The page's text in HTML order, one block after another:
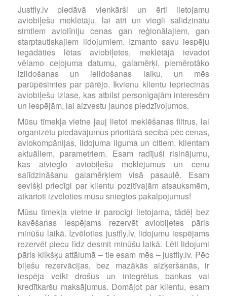
Justfly.lv piedāvā vienkārši un ērti lietojamu
aviobiļešu meklētāju, lai ātri un viegli salīdzinātu
simtiem aviolīniju cenas gan reģionālajiem, gan
starptautiskajiem lidojumiem. Izmanto savu iespēju
iegādāties lētas aviobiļetes, meklētājā ievadot
vēlamo ceļojuma datumu, galamērķi, piemērotāko
izlidošanas un ielidošanas laiku, un mēs
parūpēsimies par pārējo. Ikvienu klientu iepriecinās
aviobiļešu izlase, kas atbilst personīgajām interesēm
un iespējām, lai aizvestu jaunos piedzīvojumos.
Mūsu tīmekļa vietne ļauj lietot meklēšanas filtrus, lai
organizētu piedāvājumus prioritārā secībā pēc cenas,
aviokompānijas, lidojuma ilguma un citiem, klientam
aktuāliem, parametriem. Esam radījuši risinājumu,
kas atvieglo aviobiļešu meklējumus un cenu
salīdzināšanu galamērķiem visā pasaulē. Esam
sevišķi priecīgi par klientu pozitīvajām atsauksmēm,
atkārtoti izvēloties mūsu sniegtos pakalpojumus!
Mūsu tīmekļa vietne ir parocīgi lietojama, tādēļ bez
kavēšanas iespējams rezervēt aviobiļetes pāris
minūšu laikā. Izvēloties justfly.lv, lidojumu iespējams
rezervēt piecu līdz desmit minūšu laikā. Lēti lidojumi
pāris klikšķu attālumā – tie esam mēs – justfly.lv. Pēc
biļešu rezervācijas, bez mazākās aizķeršanās, ir
iespēja veikt drošus un integrētus bankas vai
kredītkaršu maksājumus. Domājot par klientu, esam